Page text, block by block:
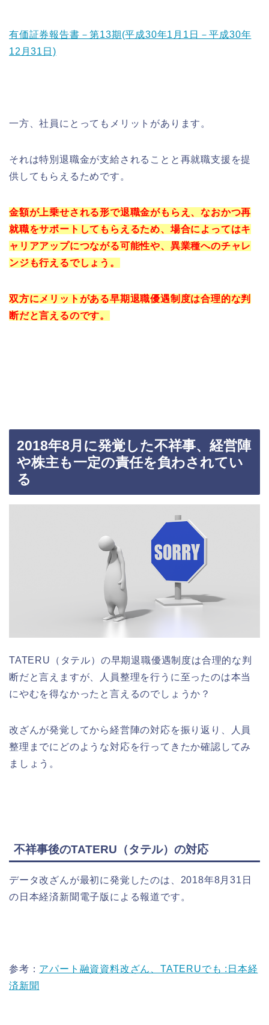
有価証券報告書－第13期(平成30年1月1日－平成30年
12月31日)
一方、社員にとってもメリットがあります。
それは特別退職金が支給されることと再就職支援を提
供してもらえるためです。
金額が上乗せされる形で退職金がもらえ、なおかつ再
就職をサポートしてもらえるため、場合によってはキ
ャリアアップにつながる可能性や、異業種へのチャレ
ンジも行えるでしょう。
双方にメリットがある早期退職優遇制度は合理的な判
断だと言えるのです。
2018年8月に発覚した不祥事、経営陣
や株主も一定の責任を負わされてい
る
TATERU（タテル）の早期退職優遇制度は合理的な判
断だと言えますが、人員整理を行うに至ったのは本当
にやむを得なかったと言えるのでしょうか？
改ざんが発覚してから経営陣の対応を振り返り、人員
整理までにどのような対応を行ってきたか確認してみ
ましょう。
不祥事後のTATERU（タテル）の対応
データ改ざんが最初に発覚したのは、2018年8月31日
の日本経済新聞電子版による報道です。
参考： アパート融資資料改ざん、TATERUでも :日本経
済新聞